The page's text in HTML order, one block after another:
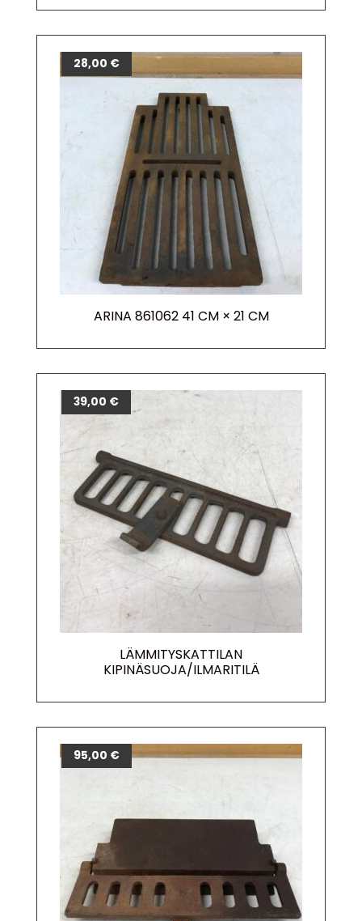
ARINA 861062 41 CM × 21 CM
28,00 €
LÄMMITYSKATTILAN
KIPINÄSUOJA/ILMARITILÄ
39,00 €
95,00 €